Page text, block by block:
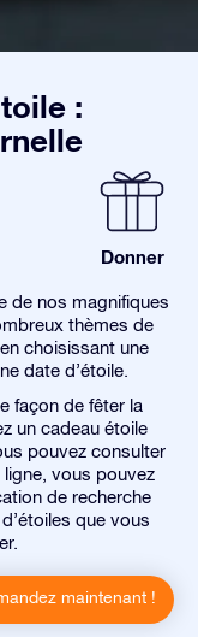
:
Donner
de nos magnifiques
thèmes de
choisissant une
date d’étoile.
façon de fêter la
un cadeau étoile
pouvez consulter
ligne, vous pouvez
de recherche
que vous
maintenant !